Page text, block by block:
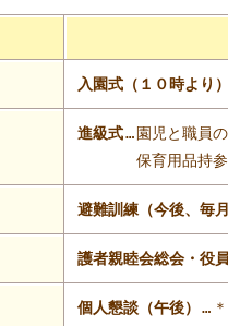
入園式（１０時より
進級式…園児と職員
保育用品持
避難訓練（今後、毎
護者親睦会総会・役
個人懇談（午後） …